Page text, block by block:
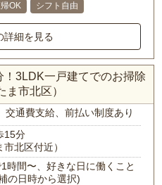
OK シフト自由
詳細を見る
！3LDK一戸建てでのお掃除
市北区）
、交通費支給、前払い制度あり
15分
市北区付近）
時間〜、好きな日に働くこと
の日時から選択)